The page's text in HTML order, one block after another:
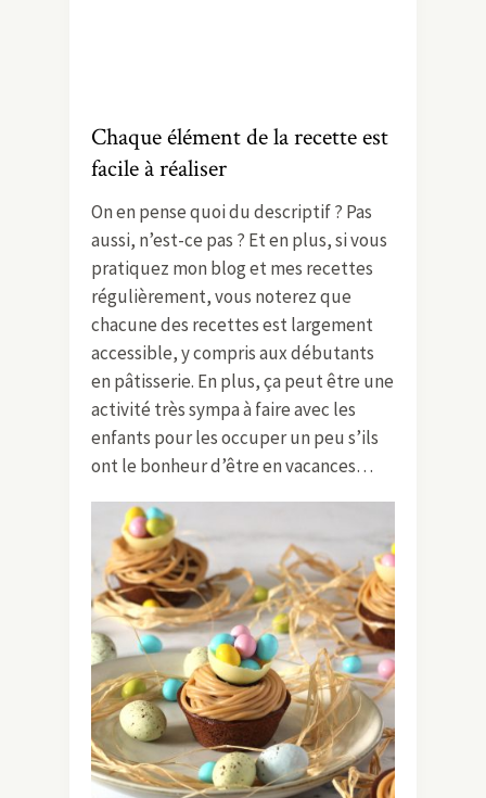
Chaque élément de la recette est
facile à réaliser
On en pense quoi du descriptif ? Pas
aussi, n’est-ce pas ? Et en plus, si vous
pratiquez mon blog et mes recettes
régulièrement, vous noterez que
chacune des recettes est largement
accessible, y compris aux débutants
en pâtisserie. En plus, ça peut être une
activité très sympa à faire avec les
enfants pour les occuper un peu s’ils
ont le bonheur d’être en vacances…